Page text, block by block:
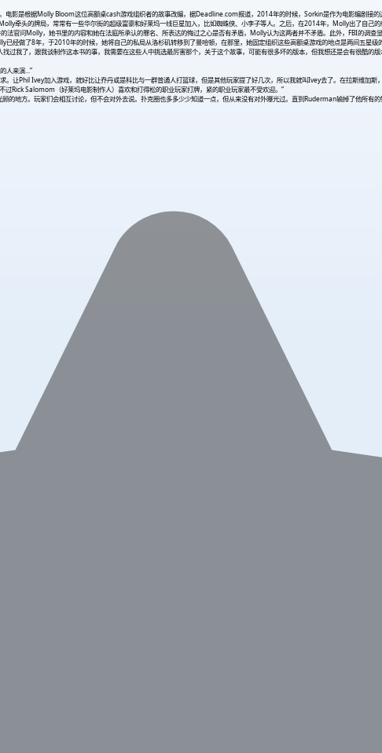
影是根据Molly Bloom这位高额桌cash游戏组织者的故事改编，据Deadline.com报道，2014年的时候，Sorkin是作为电影编剧接的
牵头的牌局，常常有一些华尔街的超级富豪和好莱坞一线巨星加入，比如蜘蛛侠、小李子等人。之后，在2014年，Molly出了自己
官问Molly，她书里的内容和她在法庭所承认的罪名、所表达的悔过之心是否有矛盾，Molly认为这两者并不矛盾。此外，FBI的调查
经做了8年，于2010年的时候，她将自己的私局从洛杉矶转移到了曼哈顿，在那里，她固定组织这些高额桌游戏的地点是两间五星级的
我了，跟我谈制作这本书的事，我需要在这些人中挑选最厉害那个，关于这个故事，可能有很多坏的版本，但我想还是会有很酷
人来演...”
让Phil Ivey加入游戏，就好比让乔丹或是科比与一群普通人打篮球，但是其他玩家提了好几次，所以我就叫Ivey去了。在拉斯维加
Rick Salomom（好莱坞电影制作人）喜欢和打得松的职业玩家打牌，紧的职业玩家最不受欢迎。”
地方。玩家们会相互讨论，但不会对外去说。扑克圈也多多少少知道一点，但从来没有对外曝光过。直到Ruderman输掉了他所有